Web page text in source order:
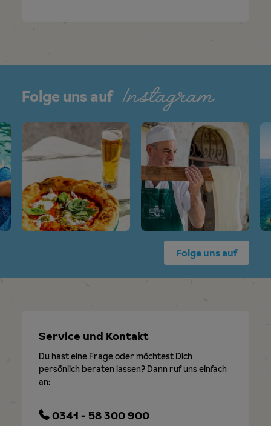
Folge uns auf Instagram
Folge uns auf
Service und Kontakt
Du hast eine Frage oder möchtest Dich
persönlich beraten lassen? Dann ruf uns einfach
an:
0341 - 58 300 900